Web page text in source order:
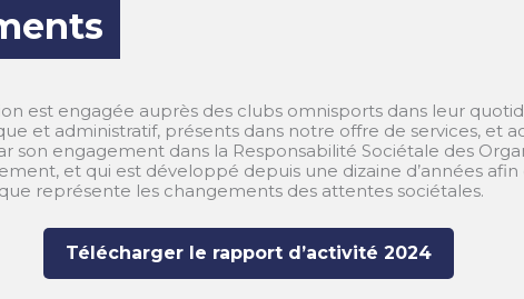
est engagée auprès des clubs omnisports dans leur
et administratif, présents dans notre offre de services, et
son engagement dans la Responsabilité Sociétale des
et qui est développé depuis une dizaine d’années
représente les changements des attentes sociétales.
Télécharger le rapport d’activité 2024